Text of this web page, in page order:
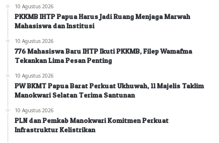
10 Agustus 2026
PKKMB IHTP Papua Harus Jadi Ruang Menjaga Marwah
Mahasiswa dan Institusi
10 Agustus 2026
776 Mahasiswa Baru IHTP Ikuti PKKMB, Filep Wamafma
Tekankan Lima Pesan Penting
10 Agustus 2026
PW BKMT Papua Barat Perkuat Ukhuwah, 11 Majelis Taklim
Manokwari Selatan Terima Santunan
10 Agustus 2026
PLN dan Pemkab Manokwari Komitmen Perkuat
Infrastruktur Kelistrikan